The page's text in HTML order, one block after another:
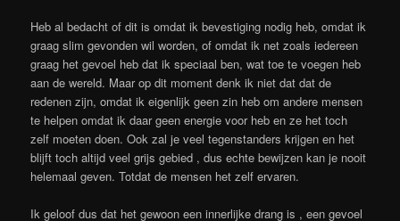
Heb al bedacht of dit is omdat ik bevestiging nodig heb, omdat ik
graag slim gevonden wil worden, of omdat ik net zoals iedereen
graag het gevoel heb dat ik speciaal ben, wat toe te voegen heb
aan de wereld. Maar op dit moment denk ik niet dat dat de
redenen zijn, omdat ik eigenlijk geen zin heb om andere mensen
te helpen omdat ik daar geen energie voor heb en ze het toch
zelf moeten doen. Ook zal je veel tegenstanders krijgen en het
blijft toch altijd veel grijs gebied , dus echte bewijzen kan je nooit
helemaal geven. Totdat de mensen het zelf ervaren.
Ik geloof dus dat het gewoon een innerlijke drang is , een gevoel